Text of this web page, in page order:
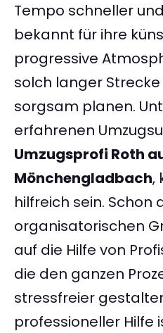
Tempo schneller
bekannt für ihre
progressive
solch langer
sorgsam planen.
erfahrenen
Umzugsprofi Roth
Mönchengladbach,
hilfreich sein. Schon
organisatorischen
auf die Hilfe von
die den ganzen
stressfreier
professioneller Hilfe